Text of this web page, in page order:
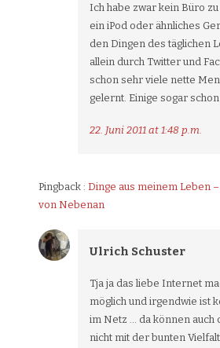
Ich habe zwar kein Büro
ein iPod oder ähnliches
den Dingen des täglichen
allein durch Twitter und
schon sehr viele nette
gelernt. Einige sogar schon
22. Juni 2011 at 1:48 p.m.
Pingback : Dinge aus meinem Leben
von Nebenan
Ulrich Schuster
Tja ja das liebe Internet
möglich und irgendwie ist
im Netz … da können auch
nicht mit der bunten